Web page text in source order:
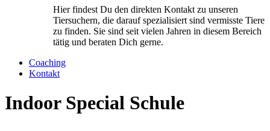
Hier findest Du den direkten Kontakt zu unseren
Tiersuchern, die darauf spezialisiert sind vermisste Tiere
zu finden. Sie sind seit vielen Jahren in diesem Bereich
tätig und beraten Dich gerne.
Coaching
Kontakt
Indoor Special Schule